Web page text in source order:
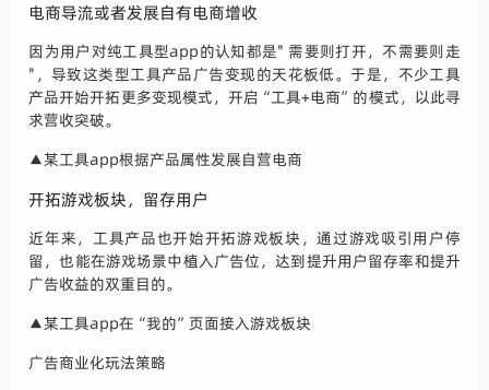
电商导流或者发展自有电商增收
因为用户对纯工具型app的认知都是" 需要则打开，不需要则走
"，导致这类型工具产品广告变现的天花板低。于是，不少工具
产品开始开拓更多变现模式，开启“工具+电商”的模式，以此寻
求营收突破。
▲某工具app根据产品属性发展自营电商
开拓游戏板块，留存用户
近年来，工具产品也开始开拓游戏板块，通过游戏吸引用户停
留，也能在游戏场景中植入广告位，达到提升用户留存率和提升
广告收益的双重目的。
▲某工具app在“我的”页面接入游戏板块
广告商业化玩法策略